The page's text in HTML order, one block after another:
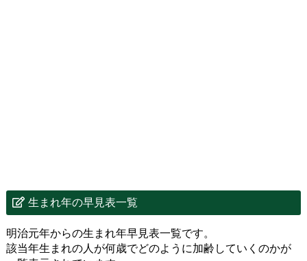
生まれ年の早見表一覧
明治元年からの生まれ年早見表一覧です。
該当年生まれの人が何歳でどのように加齢していくのかが